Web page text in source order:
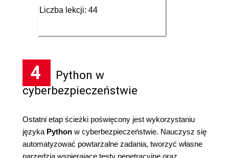
Liczba lekcji: 44
4
Python w
cyberbezpieczeństwie
Ostatni etap ścieżki poświęcony jest wykorzystaniu
języka Python w cyberbezpieczeństwie. Nauczysz się
automatyzować powtarzalne zadania, tworzyć własne
narzędzia wspierające testy penetracyjne oraz